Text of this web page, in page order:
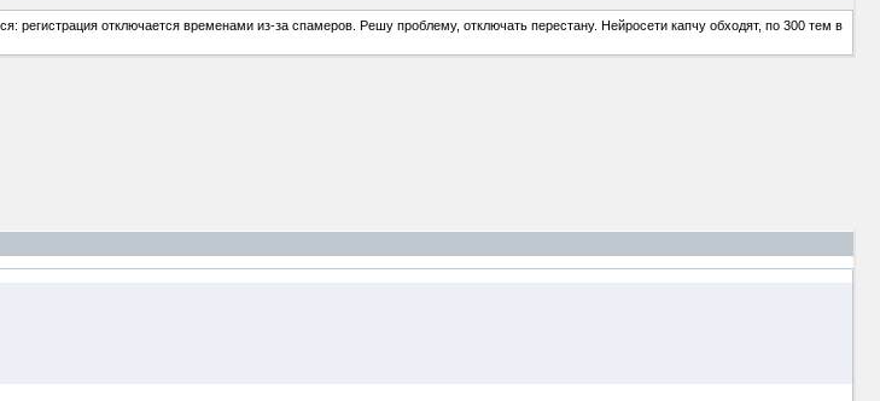
отключается временами из-за спамеров. Решу проблему, отключать перестану. Нейросети капчу обходят, по 300 тем в